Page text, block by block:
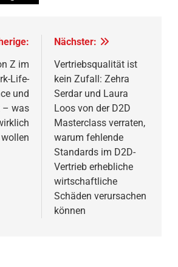
Z im
Life-
und
– was
wollen
Nächster:
Vertriebsqualität ist
kein Zufall: Zehra
Serdar und Laura
Loos von der D2D
Masterclass verraten,
warum fehlende
Standards im D2D-
Vertrieb erhebliche
wirtschaftliche
Schäden verursachen
können